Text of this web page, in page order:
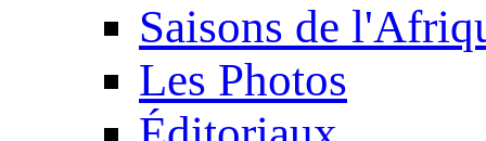
Saisons de
Les Photos